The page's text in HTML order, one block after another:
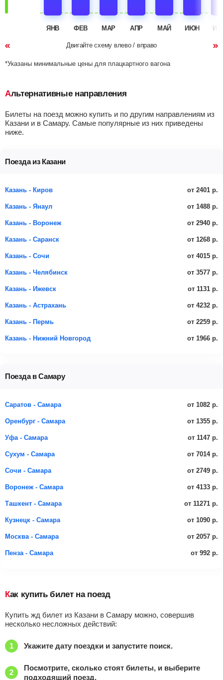
ЯНВ ФЕВ МАР АПР МАЙ ИЮН
Двигайте схему влево / вправо
*Указаны минимальные цены для плацкартного вагона
Альтернативные направления
Билеты на поезд можно купить и по другим направлениям из
Казани и в Самару. Самые популярные из них приведены
ниже.
Поезда из Казани
Казань - Киров от 2401 р.
Казань - Янаул от 1488 р.
Казань - Воронеж от 2940 р.
Казань - Саранск от 1268 р.
Казань - Сочи от 4015 р.
Казань - Челябинск от 3577 р.
Казань - Ижевск от 1131 р.
Казань - Астрахань от 4232 р.
Казань - Пермь от 2259 р.
Казань - Нижний Новгород от 1966 р.
Поезда в Самару
Саратов - Самара от 1082 р.
Оренбург - Самара от 1355 р.
Уфа - Самара от 1147 р.
Сухум - Самара от 7014 р.
Сочи - Самара от 2749 р.
Воронеж - Самара от 4133 р.
Ташкент - Самара от 11271 р.
Кузнецк - Самара от 1090 р.
Москва - Самара от 2057 р.
Пенза - Самара от 992 р.
Как купить билет на поезд
Купить жд билет из Казани в Самару можно, совершив
несколько несложных действий:
Укажите дату поездки и запустите поиск.
Посмотрите, сколько стоят билеты, и выберите
подходящий поезд.